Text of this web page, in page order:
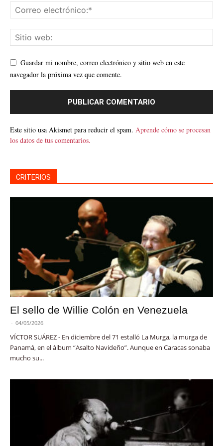
Guardar mi nombre, correo electrónico y sitio web en este
navegador la próxima vez que comente.
Este sitio usa Akismet para reducir el spam. Aprende cómo se procesan
los datos de tus comentarios.
CRITERIOS
El sello de Willie Colón en Venezuela
- 04/05/2026
VÍCTOR SUÁREZ - En diciembre del 71 estalló La Murga, la murga de
Panamá, en el álbum “Asalto Navideño”. Aunque en Caracas sonaba
mucho su...